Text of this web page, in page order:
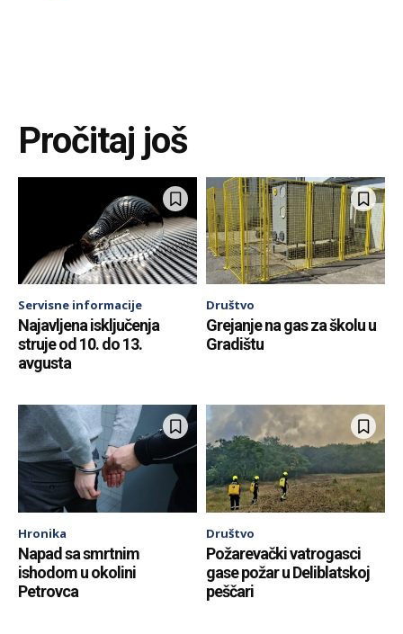
Pročitaj još
Servisne informacije
Najavljena isključenja
struje od 10. do 13.
avgusta
Društvo
Grejanje na gas za školu u
Gradištu
Hronika
Napad sa smrtnim
ishodom u okolini
Petrovca
Društvo
Požarevački vatrogasci
gase požar u Deliblatskoj
peščari